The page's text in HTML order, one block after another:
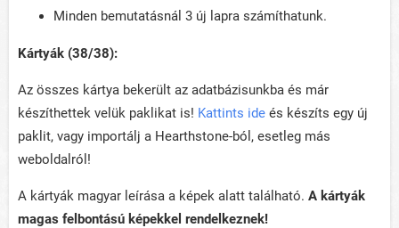
Minden bemutatásnál 3 új lapra számíthatunk.
Kártyák (38/38):
Az összes kártya bekerült az adatbázisunkba és már
készíthettek velük paklikat is! Kattints ide és készíts egy új
paklit, vagy importálj a Hearthstone-ból, esetleg más
weboldalról!
A kártyák magyar leírása a képek alatt található. A kártyák
magas felbontású képekkel rendelkeznek!